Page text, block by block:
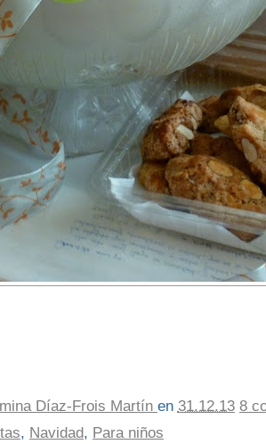
Díaz-Frois Martín en 31.12.13 8
, Navidad, Para niños